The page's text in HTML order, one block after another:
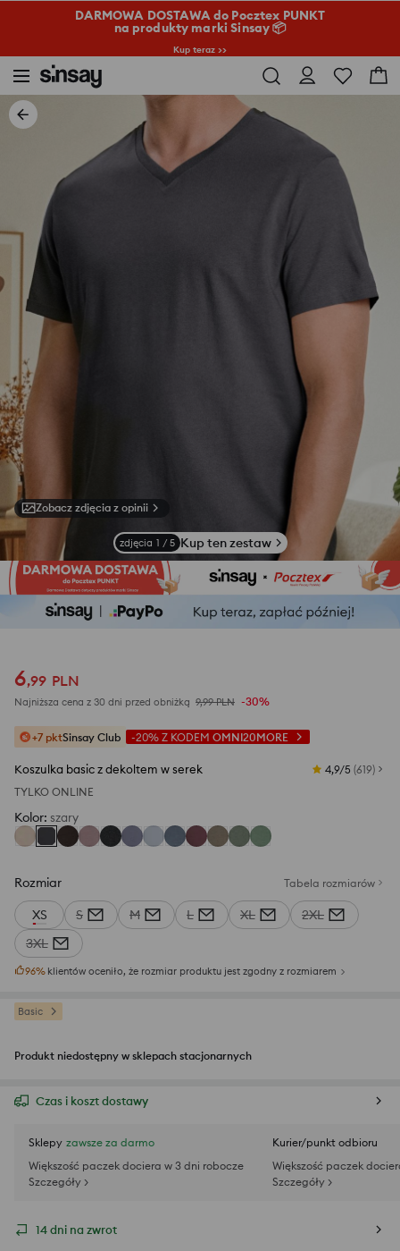
DARMOWA DOSTAWA do Pocztex PUNKT
na produkty marki Sinsay 📦
Kup teraz >>
Zobacz zdjęcia z opinii
zdjęcia 1 / 5 Kup ten zestaw
6,99 PLN
Najniższa cena z 30 dni przed obniżką 9,99 PLN -30%
+7 pktSinsay Club -20% Z KODEM OMNI20MORE
Koszulka basic z dekoltem w serek 4,9/5 (619)
TYLKO ONLINE
Kolor: szary
Rozmiar Tabela rozmiarów
XS S M L XL
2XL
3XL
96% klientów oceniło, że rozmiar produktu jest zgodny z rozmiarem
Basic
Produkt niedostępny w sklepach stacjonarnych
Czas i koszt dostawy
Sklepy zawsze za darmo
Większość paczek dociera w 3 dni robocze
Szczegóły >
Kurier/punkt odbioru
Większość paczek
Szczegóły >
14 dni na zwrot